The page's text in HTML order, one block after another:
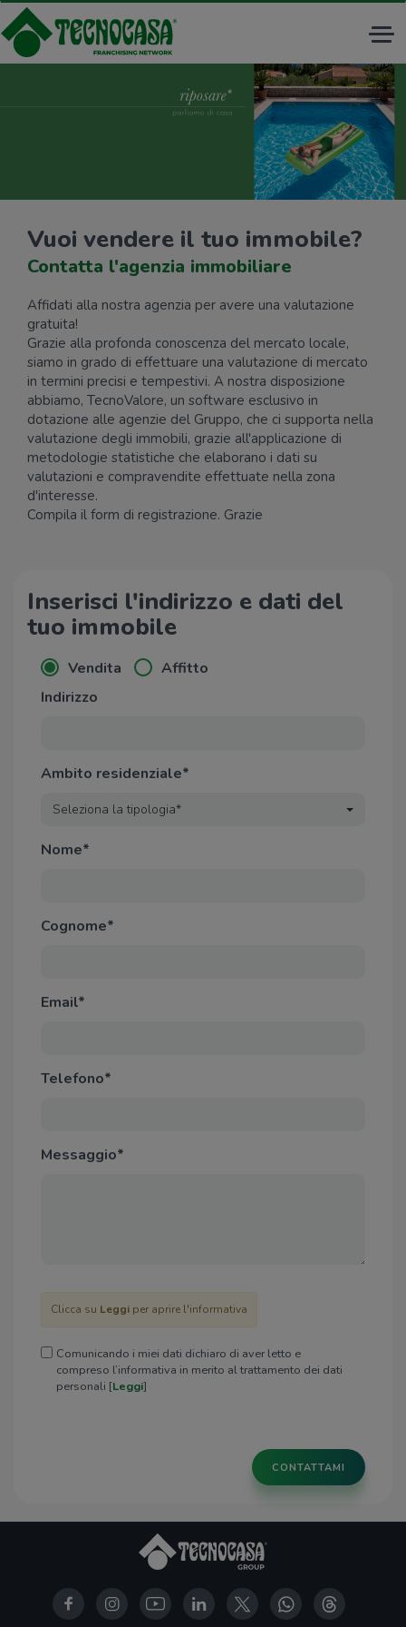
Vuoi vendere il tuo immobile?
Contatta l'agenzia immobiliare
Affidati alla nostra agenzia per avere una valutazione
gratuita!
Grazie alla profonda conoscenza del mercato locale,
siamo in grado di effettuare una valutazione di mercato
in termini precisi e tempestivi. A nostra disposizione
abbiamo, TecnoValore, un software esclusivo in
dotazione alle agenzie del Gruppo, che ci supporta nella
valutazione degli immobili, grazie all'applicazione di
metodologie statistiche che elaborano i dati su
valutazioni e compravendite effettuate nella zona
d'interesse.
Compila il form di registrazione. Grazie
Inserisci l'indirizzo e dati del
tuo immobile
Vendita
Affitto
Indirizzo
Ambito residenziale*
Seleziona la tipologia*
Nome*
Cognome*
Email*
Telefono*
Messaggio*
Clicca su Leggi per aprire l'informativa
Comunicando i miei dati dichiaro di aver letto e
compreso l’informativa in merito al trattamento dei dati
personali [Leggi]
CONTATTAMI